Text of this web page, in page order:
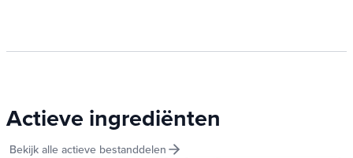
Actieve ingrediënten
Bekijk alle actieve bestanddelen